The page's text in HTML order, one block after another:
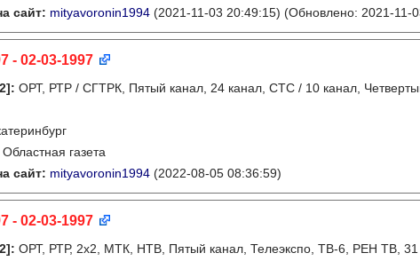
сайт: mityavoronin1994 (2021-11-03 20:49:15) (Обновлено: 2021-11-
- 02-03-1997
: ОРТ, РТР / СГТРК, Пятый канал, 24 канал, СТС / 10 канал,
Областная газета
сайт: mityavoronin1994 (2022-08-05 08:36:59)
- 02-03-1997
: ОРТ, РТР, 2х2, МТК, НТВ, Пятый канал, Телеэкспо, ТВ-6, РЕН ТВ,